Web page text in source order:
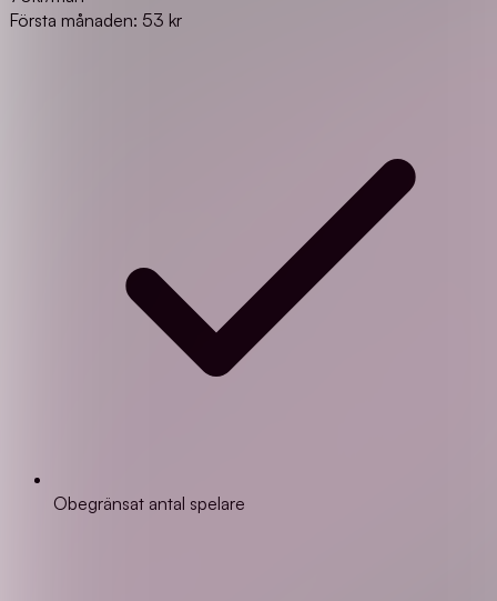
Första månaden: 53 kr
Obegränsat antal spelare